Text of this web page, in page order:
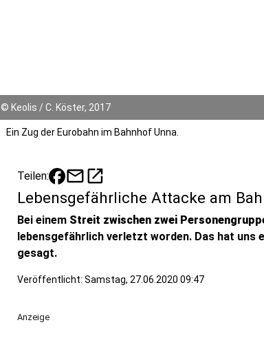
© Keolis / C. Köster, 2017
Ein Zug der Eurobahn im Bahnhof Unna.
Teilen: mailopen_in_new
Lebensgefährliche Attacke am
Bei einem Streit zwischen zwei
lebensgefährlich verletzt worden. Das hat
gesagt.
Veröffentlicht: Samstag, 27.06.2020 09:47
Anzeige